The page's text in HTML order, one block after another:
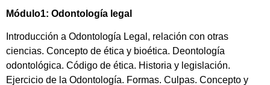
Módulo1: Odontología legal
Introducción a Odontología Legal, relación con otras
ciencias. Concepto de ética y bioética. Deontología
odontológica. Código de ética. Historia y legislación.
Ejercicio de la Odontología. Formas. Culpas. Concepto y